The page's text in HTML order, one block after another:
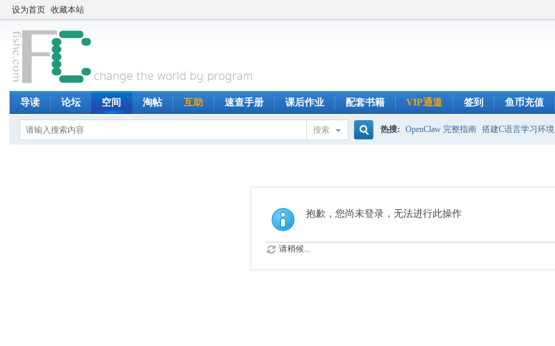
设为首页 收藏本站
导读 论坛 空间 淘帖 互助 速查手册 课后作业 配套书籍 VIP通道 签到 鱼币充值
搜索
索
热搜: OpenClaw 完整指南 搭建C语言学习环境
抱歉，您尚未登录，无法进行此操作
请稍候...